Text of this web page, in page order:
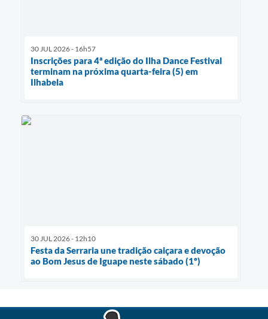
30 JUL 2026 - 16h57
Inscrições para 4ª edição do Ilha Dance Festival
terminam na próxima quarta-feira (5) em
Ilhabela
30 JUL 2026 - 12h10
Festa da Serraria une tradição caiçara e devoção
ao Bom Jesus de Iguape neste sábado (1º)